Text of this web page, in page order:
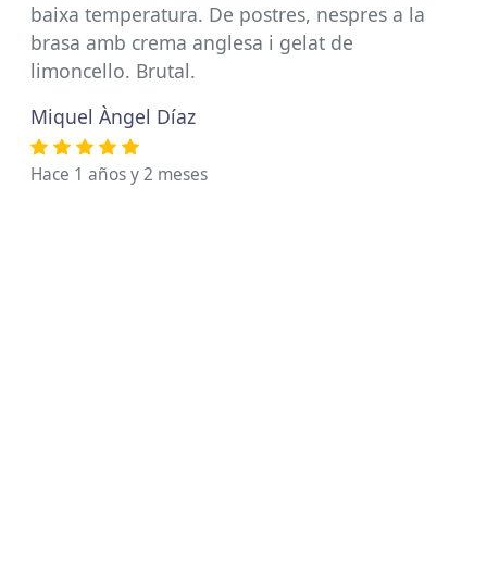
baixa temperatura. De postres, nespres a la
brasa amb crema anglesa i gelat de
limoncello. Brutal.
Miquel Àngel Díaz
Hace 1 años y 2 meses